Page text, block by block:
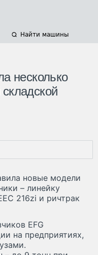
Найти машины
несколько
новые модели
– линейку
216zi и ричтрак
EFG
на предприятиях,